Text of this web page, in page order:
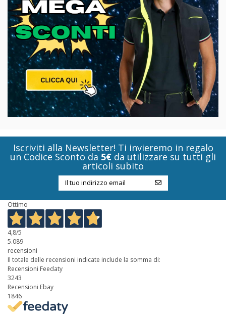
Iscriviti alla Newsletter! Ti invieremo in regalo
un Codice Sconto da 5€ da utilizzare su tutti gli
articoli subito
Ottimo
4,8/5
5.089
recensioni
Il totale delle recensioni indicate include la somma di:
Recensioni Feedaty
3243
Recensioni Ebay
1846